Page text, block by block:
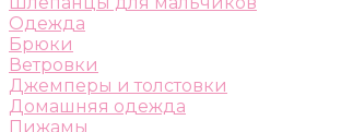
Одежда
Брюки
Ветровки
Джемперы и толстовки
Домашняя одежда
Пижамы